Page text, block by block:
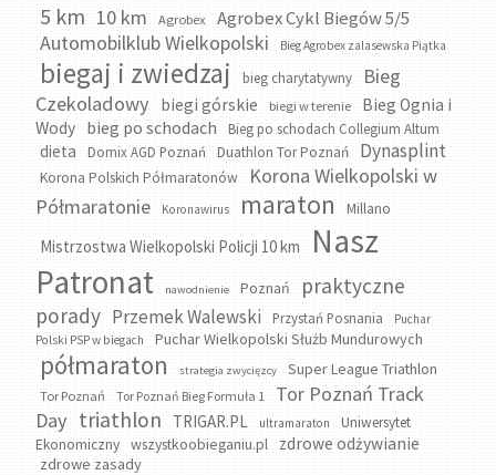
5 km 10 km Agrobex Agrobex Cykl Biegów 5/5
Automobilklub Wielkopolski Bieg Agrobex zalasewska Piątka
biegaj i zwiedzaj bieg charytatywny
Bieg
Czekoladowy
biegi górskie biegi w terenie
Bieg Ognia i
Wody bieg po schodach Bieg po schodach Collegium Altum
dieta Domix AGD Poznań Duathlon Tor Poznań Dynasplint
Korona Polskich Półmaratonów
Korona Wielkopolski w
Półmaratonie
Koronawirus maraton Millano
Mistrzostwa Wielkopolski Policji 10 km
Nasz
Patronat
nawodnienie Poznań
praktyczne
porady Przemek Walewski Przystań Posnania
Puchar
Polski PSP w biegach
Puchar Wielkopolski Służb Mundurowych
półmaraton strategia zwycięzcy Super League Triathlon
Tor Poznań Tor Poznań Bieg Formuła 1
Tor Poznań Track
Day triathlon TRIGAR.PL ultramaraton
Uniwersytet
Ekonomiczny
wszystkoobieganiu.pl zdrowe odżywianie
zdrowe zasady